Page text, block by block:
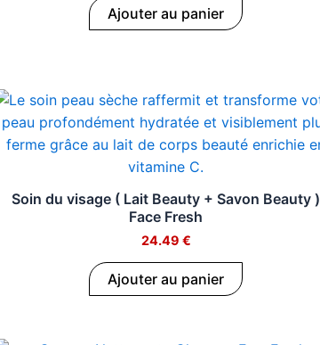
Ajouter au panier
Soin du visage ( Lait Beauty + Savon Beauty )
Face Fresh
24.49 €
Ajouter au panier